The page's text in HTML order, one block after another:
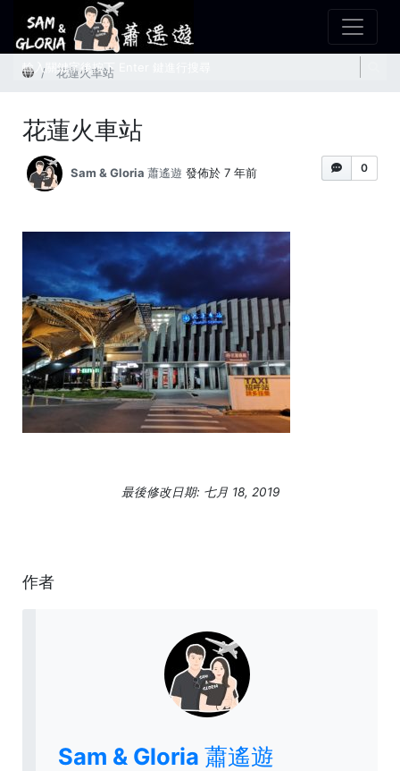
首頁 花蓮火車站
花蓮火車站
0
Sam & Gloria 蕭遙遊 發佈於 7 年前
最後修改日期: 七月 18, 2019
作者
Sam & Gloria 蕭遙遊